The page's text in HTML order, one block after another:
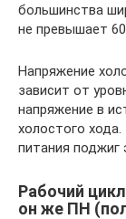
большинства
не превышает
Напряжение
зависит от
напряжение в
холостого
питания поджиг
Рабочий
он же ПН